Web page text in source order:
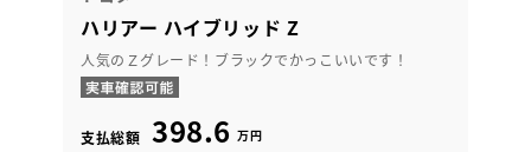
ハリアー ハイブリッド Z
人気のＺグレード！ブラックでかっこいいです！
支払総額 398.6 万円